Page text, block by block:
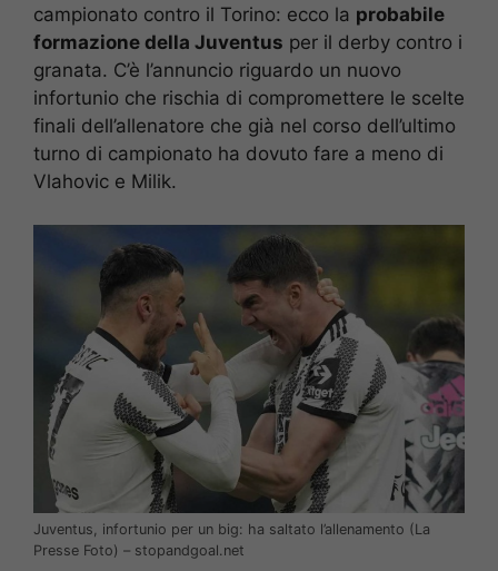
campionato contro il Torino: ecco la probabile
formazione della Juventus per il derby contro i
granata. C’è l’annuncio riguardo un nuovo
infortunio che rischia di compromettere le scelte
finali dell’allenatore che già nel corso dell’ultimo
turno di campionato ha dovuto fare a meno di
Vlahovic e Milik.
Juventus, infortunio per un big: ha saltato l’allenamento (La
Presse Foto) – stopandgoal.net